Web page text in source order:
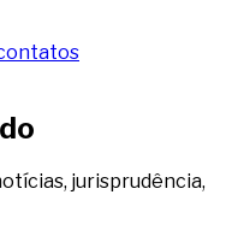
jurisprudência,